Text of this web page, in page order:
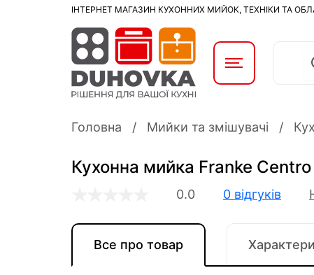
ІНТЕРНЕТ МАГАЗИН КУХОННИХ МИЙОК, ТЕХНІКИ ТА
Головна Мийки та змішувачі
Кухонна мийка Franke
0.0 0 відгуків
Все про товар